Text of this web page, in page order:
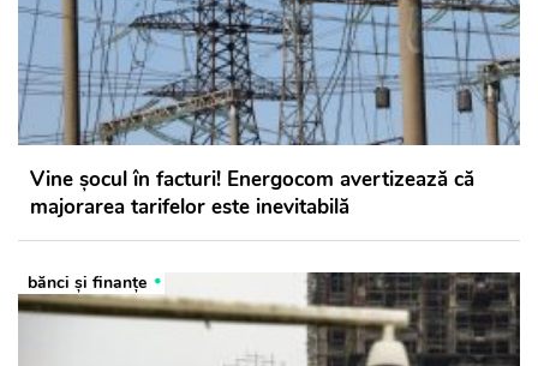
Vine șocul în facturi! Energocom avertizează că
majorarea tarifelor este inevitabilă
bănci şi finanţe